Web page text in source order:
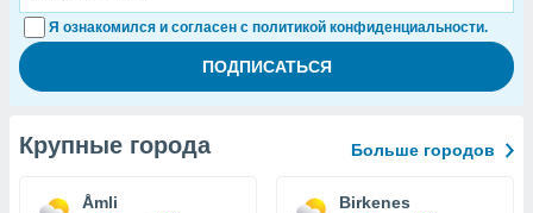
Я ознакомился и согласен с политикой конфиденциальности.
Крупные города Больше городов
Åmli Birkenes